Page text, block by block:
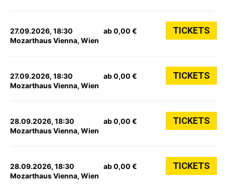
27.09.2026, 18:30
Mozarthaus Vienna, Wien
ab 0,00 € TICKETS
27.09.2026, 18:30
Mozarthaus Vienna, Wien
ab 0,00 € TICKETS
28.09.2026, 18:30
Mozarthaus Vienna, Wien
ab 0,00 € TICKETS
28.09.2026, 18:30
Mozarthaus Vienna, Wien
ab 0,00 € TICKETS